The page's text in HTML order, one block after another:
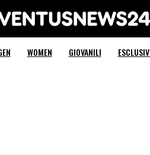
Juventus News 24
WOMEN GIOVANILI